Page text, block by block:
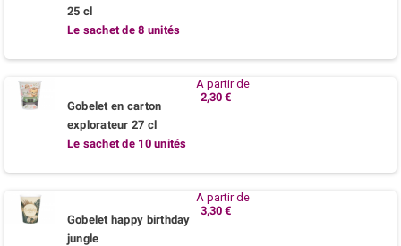
25 cl
Le sachet de 8 unités
Gobelet en carton
explorateur 27 cl
Le sachet de 10 unités
A partir de
2,30 €
Gobelet happy birthday
jungle
A partir de
3,30 €